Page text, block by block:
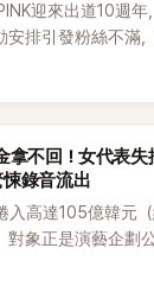
迎來出道10週
安排引發粉絲不滿
鬧事。Jisoo今（8
不回！女代表失
錄音流出
入高達105億韓元
對象正是演藝企劃
)。如今事件再掀風